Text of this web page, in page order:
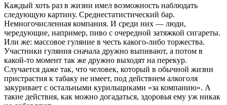
Каждый хоть раз в жизни имел возможность наблюдать
следующую картину. Среднестатистический бар.
Немногочисленная компания. И среди них — люди,
чередующие, например, пиво с очередной затяжкой сигареты.
Или же: массовое гуляние в честь какого-либо торжества.
Участники гуляния сначала дружно выпивают, а потом в
какой-то момент так же дружно выходят на перекур.
Случается даже так, что человек, который в обычной жизни
пристрастия к табаку не имеет, под действием алкоголя
закуривает с остальными курильщиками «за компанию». А
такие действия, как можно догадаться, здоровья ему уж никак